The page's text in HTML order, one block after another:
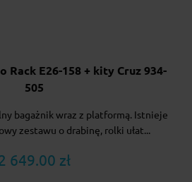
Rack E26-158 + kity Cruz 934-
505
bagażnik wraz z platformą. Istnieje
zestawu o drabinę, rolki ułat...
649.00 zł